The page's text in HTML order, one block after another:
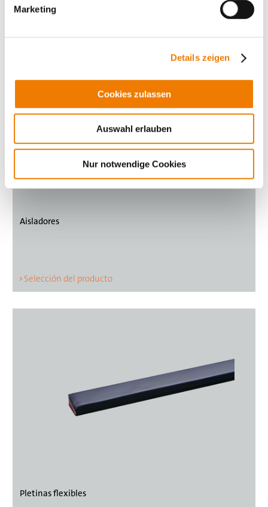
Marketing
Details zeigen
Cookies zulassen
Auswahl erlauben
Nur notwendige Cookies
Selección del producto
Aisladores
Selección del producto
Pletinas flexibles